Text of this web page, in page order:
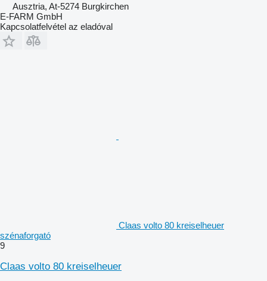
Ausztria, At-5274 Burgkirchen
E-FARM GmbH
Kapcsolatfelvétel az eladóval
Claas volto 80 kreiselheuer
szénaforgató
9
Claas volto 80 kreiselheuer